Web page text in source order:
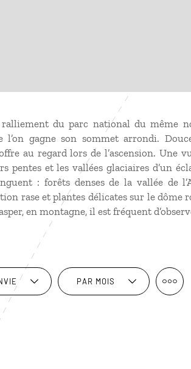
du parc national du même
l’on gagne son sommet arrondi.
au regard lors de l’ascension. Une
pentes et les vallées glaciaires d’un
: forêts denses de la vallée de
rase et plantes délicates sur le
en montagne, il est fréquent
PAR MOIS